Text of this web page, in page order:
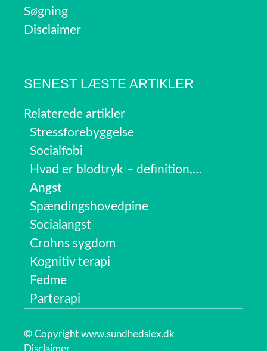
Søgning
Disclaimer
SENEST LÆSTE ARTIKLER
Relaterede artikler
Stressforebyggelse
Socialfobi
Hvad er blodtryk – definition,…
Angst
Spændingshovedpine
Socialangst
Crohns sygdom
Kognitiv terapi
Fedme
Parterapi
© Copyright www.sundhedslex.dk
Disclaimer